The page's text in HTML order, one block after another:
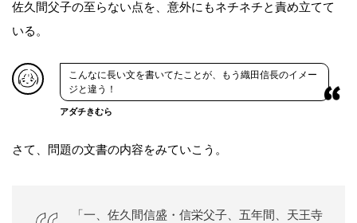
佐久間父子の至らない点を、意外にもネチネチと責め立てて
いる。
こんなに長い文を書いてたことが、もう織田信長のイメー
ジと違う！
アダチきむら
さて、問題の文書の内容をみていこう。
「一、佐久間信盛・信栄父子、五年間、天王寺